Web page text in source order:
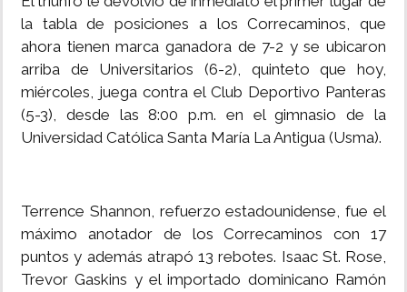
la tabla de posiciones a los Correcaminos, que
ahora tienen marca ganadora de 7-2 y se ubicaron
arriba de Universitarios (6-2), quinteto que hoy,
miércoles, juega contra el Club Deportivo Panteras
(5-3), desde las 8:00 p.m. en el gimnasio de la
Universidad Católica Santa María La Antigua (Usma).
Terrence Shannon, refuerzo estadounidense, fue el
máximo anotador de los Correcaminos con 17
puntos y además atrapó 13 rebotes. Isaac St. Rose,
Trevor Gaskins y el importado dominicano Ramón